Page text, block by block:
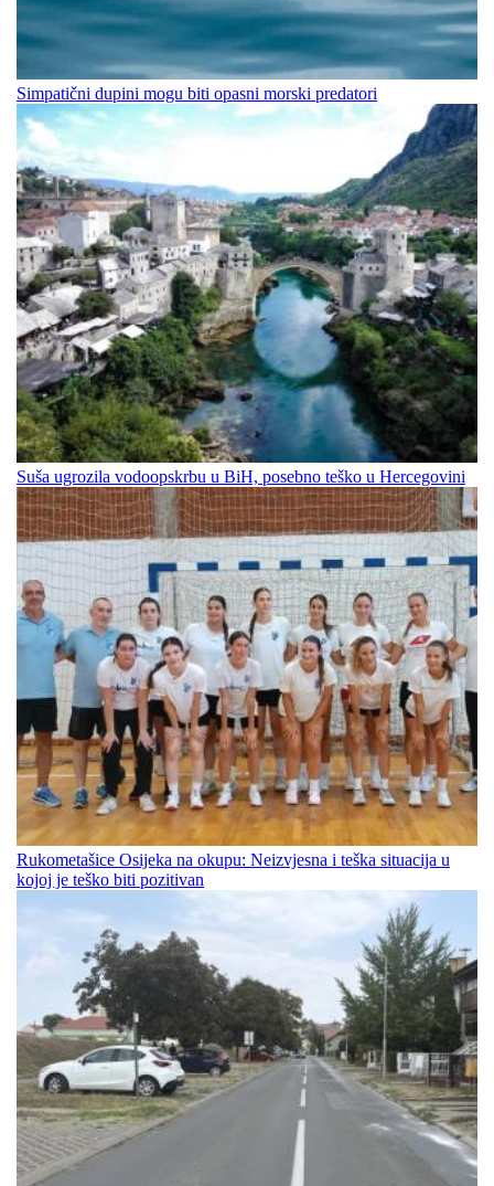
Simpatični dupini mogu biti opasni morski predatori
Suša ugrozila vodoopskrbu u BiH, posebno teško u Hercegovini
Rukometašice Osijeka na okupu: Neizvjesna i teška situacija u
kojoj je teško biti pozitivan